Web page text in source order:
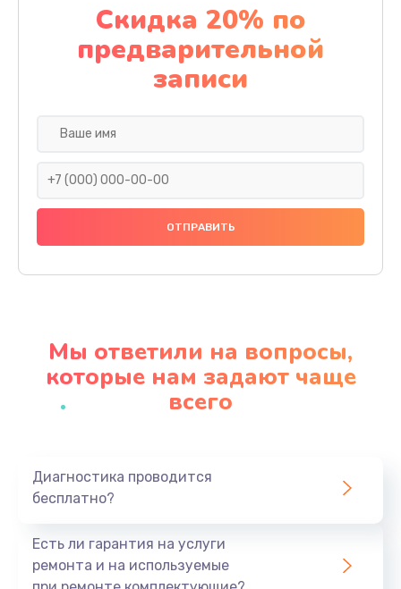
Обновление ПО
890 руб.
Заказать
Заказать
Замена аккумулятора
620 руб.
Заказать
940 руб.
Заказать
Заказать
490 руб.
Заказать
Скидка 20% по
предварительной
записи
Мы ответили на вопросы,
которые нам задают чаще
всего
Диагностика проводится
бесплатно?
Есть ли гарантия на услуги
ремонта и на используемые